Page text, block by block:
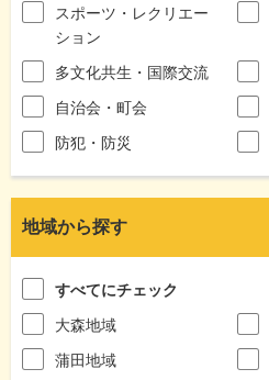
スポーツ・レクリエー
ション
多文化共生・国際交流
自治会・町会
防犯・防災
地域から探す
すべてにチェック
大森地域
蒲田地域